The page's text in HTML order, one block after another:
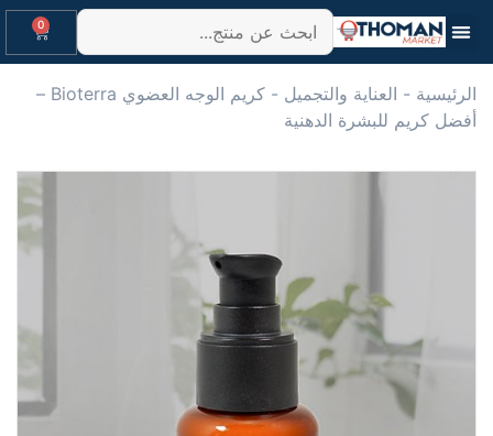
0
الرئيسية - العناية والتجميل -
كريم الوجه العضوي Bioterra –
أفضل كريم للبشرة الدهنية